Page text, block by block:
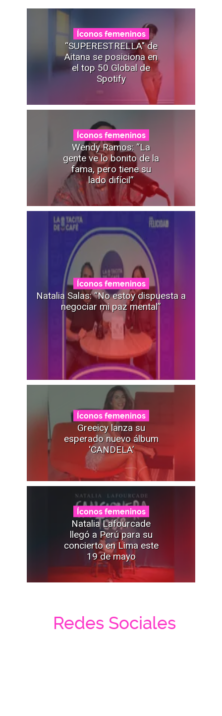
Íconos femeninos
“SUPERESTRELLA" de
Aitana se posiciona en
el top 50 Global de
Spotify
Íconos femeninos
Wendy Ramos: “La
gente ve lo bonito de la
fama, pero tiene su
lado difícil”
Íconos femeninos
Natalia Salas: “No estoy dispuesta a
negociar mi paz mental”
Íconos femeninos
Greeicy lanza su
esperado nuevo álbum
‘CANDELA’
Íconos femeninos
Natalia Lafourcade
llegó a Perú para su
concierto en Lima este
19 de mayo
Redes Sociales